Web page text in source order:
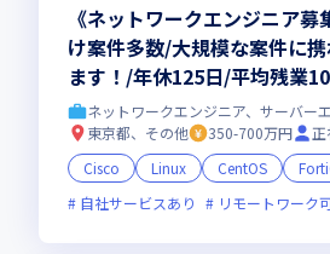
《ネットワークエンジニア
け案件多数/大規模な案件に
ます！/年休125日/平均残業
すい環境です！
ネットワークエンジニア、サーバー
東京都、その他
350-700万円
Cisco
Linux CentOS
自社サービスあり
リモートワーク